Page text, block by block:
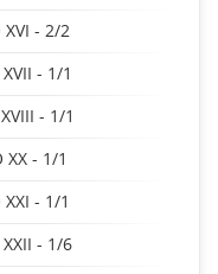
XVI - 2/2
- 1/1
- 1/1
XX - 1/1
- 1/1
- 1/6